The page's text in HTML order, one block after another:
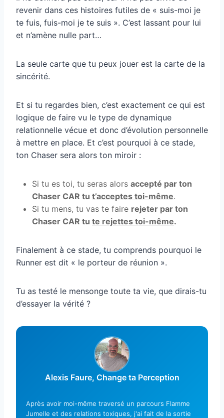
revenir dans ces histoires futiles de « suis-moi je
te fuis, fuis-moi je te suis ». C’est lassant pour lui
et n’amène nulle part…
La seule carte que tu peux jouer est la carte de la
sincérité.
Et si tu regardes bien, c’est exactement ce qui est
logique de faire vu le type de dynamique
relationnelle vécue et donc d’évolution personnelle
à mettre en place. Et c’est pourquoi à ce stade,
ton Chaser sera alors ton miroir :
Si tu es toi, tu seras alors accepté par ton
Chaser CAR tu t’acceptes toi-même.
Si tu mens, tu vas te faire rejeter par ton
Chaser CAR tu te rejettes toi-même.
Finalement à ce stade, tu comprends pourquoi le
Runner est dit « le porteur de réunion ».
Tu as testé le mensonge toute ta vie, que dirais-tu
d’essayer la vérité ?
Alexis Faure, Change ta Perception
Après avoir moi-même traversé un parcours Flamme
Jumelle et des relations toxiques, j'ai fait de la sortie